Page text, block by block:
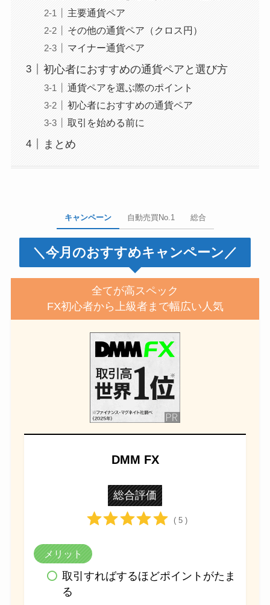
主要通貨ペア
その他の通貨ペア（クロス円）
マイナー通貨ペア
初心者におすすめの通貨ペアと選び方
通貨ペアを選ぶ際のポイント
初心者におすすめの通貨ペア
取引を始める前に
まとめ
キャンペーン 自動売買No.1 総合
＼今月のおすすめキャンペーン／
全てが高スペック
FX初心者から上級者まで幅広い人気
DMM FX
総合評価
( 5 )
メリット
取引すればするほどポイントがたま
る